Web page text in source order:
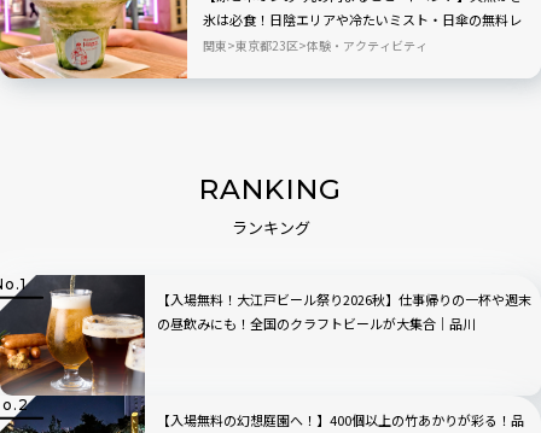
氷は必食！日陰エリアや冷たいミスト・日傘の無料レ
ンタルも「MARUNOUCHI SUMMER FEST」｜8月23日
関東 東京都23区 体験・アクティビティ
RANKING
ランキング
【入場無料！大江戸ビール祭り2026秋】仕事帰りの一杯や週末
の昼飲みにも！全国のクラフトビールが大集合｜品川
【入場無料の幻想庭園へ！】400個以上の竹あかりが彩る！品